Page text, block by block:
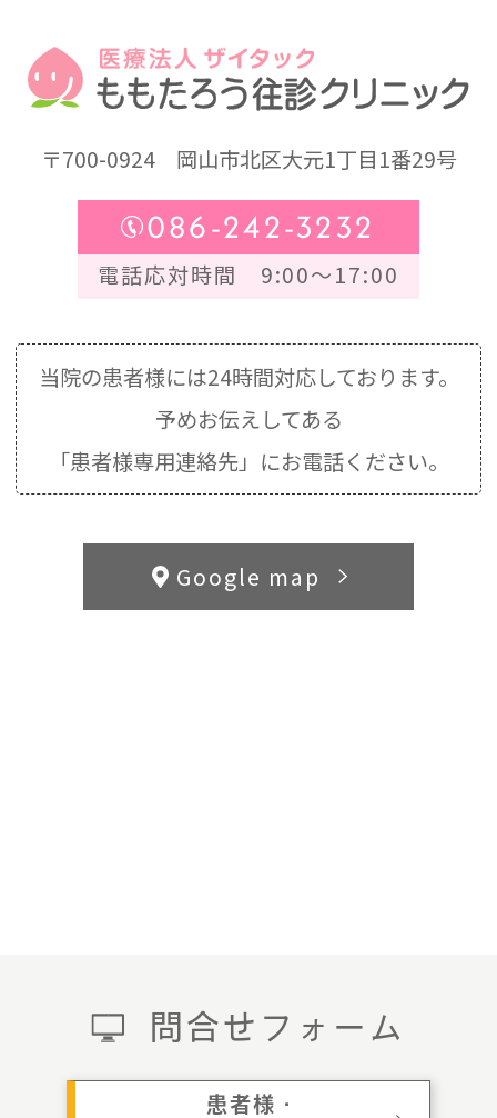
〒700-0924岡山市北区大元1丁目1番29号
086-242-3232
電話応対時間 9:00～17:00
当院の患者様には24時間対応しております。
予めお伝えしてある
「患者様専用連絡先」にお電話ください。
問合せフォーム
患者様・
Google map